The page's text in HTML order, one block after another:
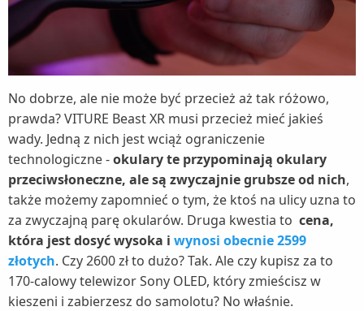
No dobrze, ale nie może być przecież aż tak różowo,
prawda? VITURE Beast XR musi przecież mieć jakieś
wady. Jedną z nich jest wciąż ograniczenie
technologiczne -okulary te przypominają okulary
przeciwsłoneczne, ale są zwyczajnie grubsze od nich,
także możemy zapomnieć o tym, że ktoś na ulicy uzna to
za zwyczajną parę okularów. Druga kwestia to cena,
która jest dosyć wysoka i wynosi obecnie 2599
złotych. Czy 2600 zł to dużo? Tak. Ale czy kupisz za to
170-calowy telewizor Sony OLED, który zmieścisz w
kieszeni i zabierzesz do samolotu? No właśnie.